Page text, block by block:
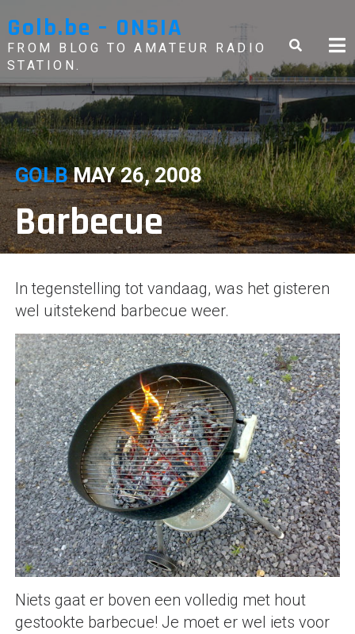
to
content
Golb.be – ON5IA
FROM BLOG TO AMATEUR RADIO
STATION.
GOLB MAY 26, 2008
Barbecue
In tegenstelling tot vandaag, was het gisteren
wel uitstekend barbecue weer.
Niets gaat er boven een volledig met hout
gestookte barbecue! Je moet er wel iets voor